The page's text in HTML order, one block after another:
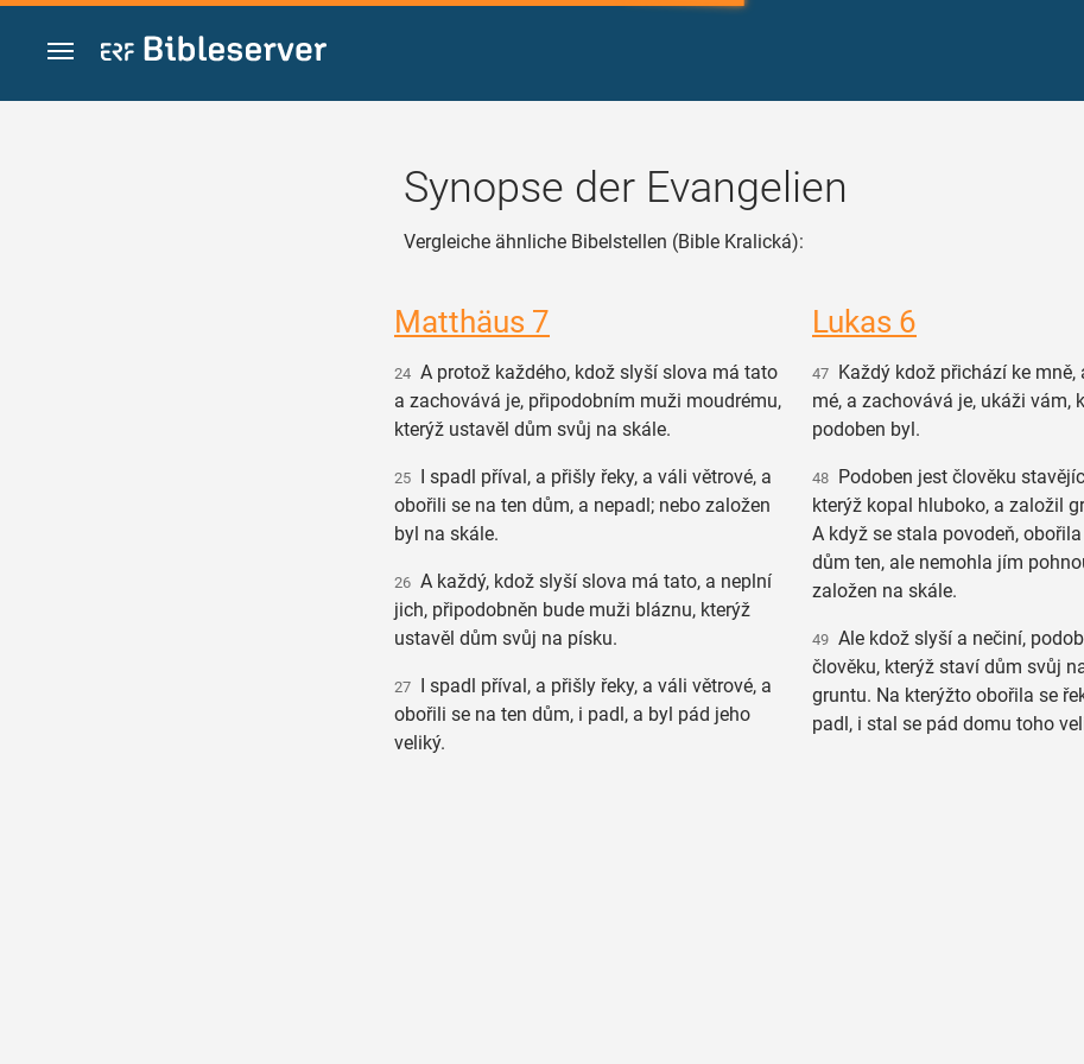
Zum Inhalt springen
Synopse der Evangelien
Vergleiche ähnliche Bibelstellen (Bible Kralická):
Matthäus 7
24 A protož každého, kdož slyší slova má tato
a zachovává je, připodobním muži moudrému,
kterýž ustavěl dům svůj na skále.
25 I spadl příval, a přišly řeky, a váli větrové, a
obořili se na ten dům, a nepadl; nebo založen
byl na skále.
26 A každý, kdož slyší slova má tato, a neplní
jich, připodobněn bude muži bláznu, kterýž
ustavěl dům svůj na písku.
27 I spadl příval, a přišly řeky, a váli větrové, a
obořili se na ten dům, i padl, a byl pád jeho
veliký.
Lukas 6
47 Každý kdož přichází ke mně,
mé, a zachovává je, ukáži vám,
podoben byl.
48 Podoben jest člověku
kterýž kopal hluboko, a založil
A když se stala povodeň,
dům ten, ale nemohla jím
založen na skále.
49 Ale kdož slyší a nečiní,
člověku, kterýž staví dům svůj
gruntu. Na kterýžto obořila se
padl, i stal se pád domu toho